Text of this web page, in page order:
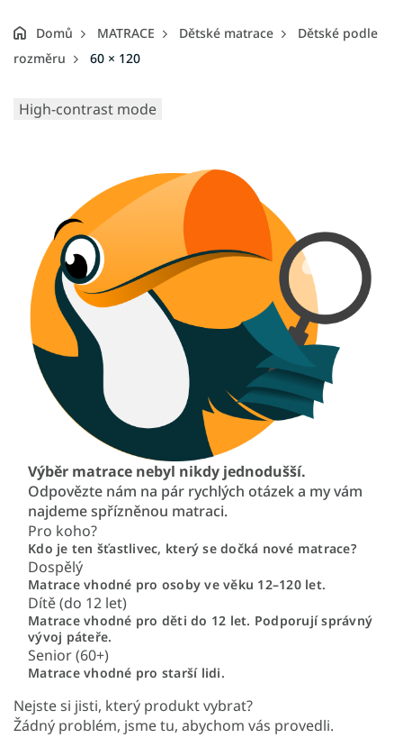
Domů MATRACE Dětské matrace
Dětské podle
rozměru
60 × 120
High-contrast mode
Výběr matrace nebyl nikdy jednodušší.
Odpovězte nám na pár rychlých otázek a my vám
najdeme spřízněnou matraci.
Pro koho?
Kdo je ten šťastlivec, který se dočká nové matrace?
Dospělý
Matrace vhodné pro osoby ve věku 12–120 let.
Dítě (do 12 let)
Matrace vhodné pro děti do 12 let. Podporují správný
vývoj páteře.
Senior (60+)
Matrace vhodné pro starší lidi.
Nejste si jisti, který produkt vybrat?
Žádný problém, jsme tu, abychom vás provedli.